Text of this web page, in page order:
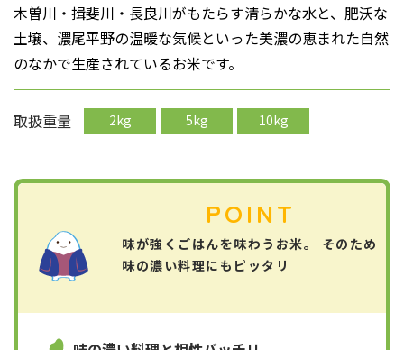
木曽川・揖斐川・長良川がもたらす清らかな水と、肥沃な
土壌、濃尾平野の温暖な気候といった美濃の恵まれた自然
のなかで生産されているお米です。
取扱重量 2kg 5kg 10kg
POINT
味が強くごはんを味わうお米。 そのため
味の濃い料理にもピッタリ